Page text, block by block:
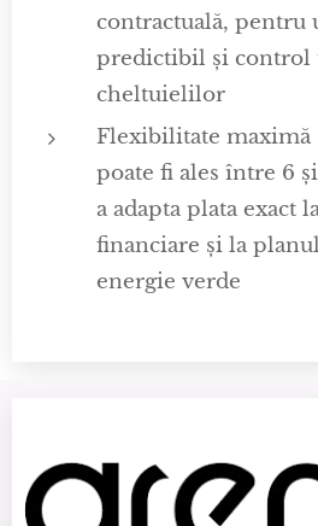
contractuală, pentru
predictibil și control
cheltuielilor
Flexibilitate maximă
poate fi ales între 6
a adapta plata exact
financiare și la
energie verde